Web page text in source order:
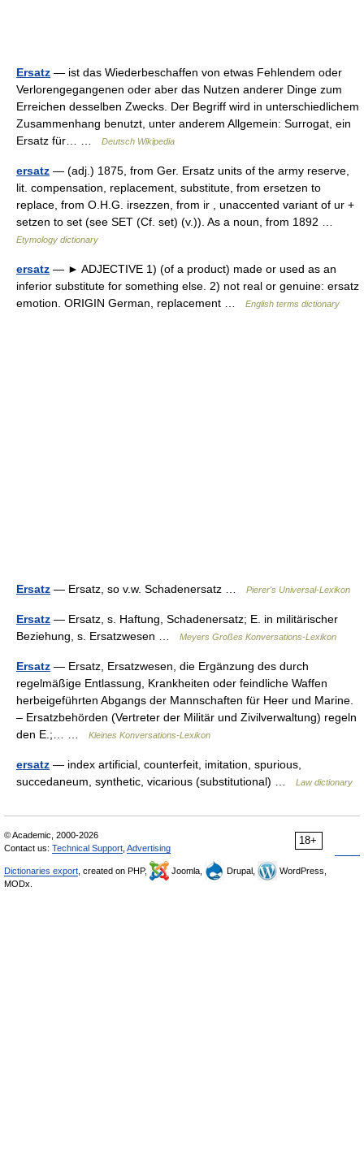
Ersatz — ist das Wiederbeschaffen von etwas Fehlendem oder
Verlorengegangenen oder aber das Nutzen anderer Dinge zum
Erreichen desselben Zwecks. Der Begriff wird in unterschiedlichem
Zusammenhang benutzt, unter anderem Allgemein: Surrogat, ein
Ersatz für… …
Deutsch Wikipedia
ersatz — (adj.) 1875, from Ger. Ersatz units of the army reserve,
lit. compensation, replacement, substitute, from ersetzen to
replace, from O.H.G. irsezzen, from ir , unaccented variant of ur +
setzen to set (see SET (Cf. set) (v.)). As a noun, from 1892 …
Etymology dictionary
ersatz — ► ADJECTIVE 1) (of a product) made or used as an
inferior substitute for something else. 2) not real or genuine: ersatz
emotion. ORIGIN German, replacement …
English terms dictionary
Ersatz — Ersatz, so v.w. Schadenersatz … Pierer's Universal-Lexikon
Ersatz — Ersatz, s. Haftung, Schadenersatz; E. in militärischer
Beziehung, s. Ersatzwesen …
Meyers Großes Konversations-Lexikon
Ersatz — Ersatz, Ersatzwesen, die Ergänzung des durch
regelmäßige Entlassung, Krankheiten oder feindliche Waffen
herbeigeführten Abgangs der Mannschaften für Heer und Marine.
– Ersatzbehörden (Vertreter der Militär und Zivilverwaltung) regeln
den E.;… …
Kleines Konversations-Lexikon
ersatz — index artificial, counterfeit, imitation, spurious,
succedaneum, synthetic, vicarious (substitutional) …
Law dictionary
18+
© Academic, 2000-2026
Contact us: Technical Support Advertising
Dictionaries export , created on PHP, Joomla, Drupal,
WordPress,
MODx.